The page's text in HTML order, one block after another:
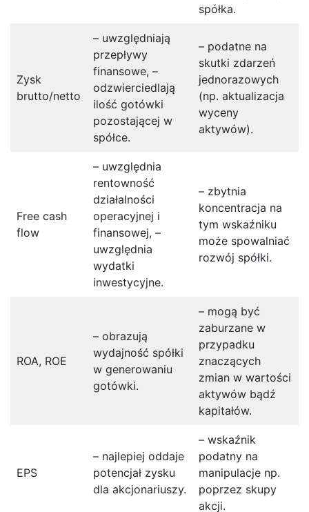
spółka.
Zysk
brutto/netto
– uwzględniają
przepływy
finansowe, –
odzwierciedlają
ilość gotówki
pozostającej w
spółce.
– podatne na
skutki zdarzeń
jednorazowych
(np. aktualizacja
wyceny
aktywów).
Free cash
flow
– uwzględnia
rentowność
działalności
operacyjnej i
finansowej, –
uwzględnia
wydatki
inwestycyjne.
– zbytnia
koncentracja na
tym wskaźniku
może spowalniać
rozwój spółki.
ROA, ROE
– obrazują
wydajność spółki
w generowaniu
gotówki.
– mogą być
zaburzane w
przypadku
znaczących
zmian w wartości
aktywów bądź
kapitałów.
EPS
– najlepiej oddaje
potencjał zysku
dla akcjonariuszy.
– wskaźnik
podatny na
manipulacje np.
poprzez skupy
akcji.